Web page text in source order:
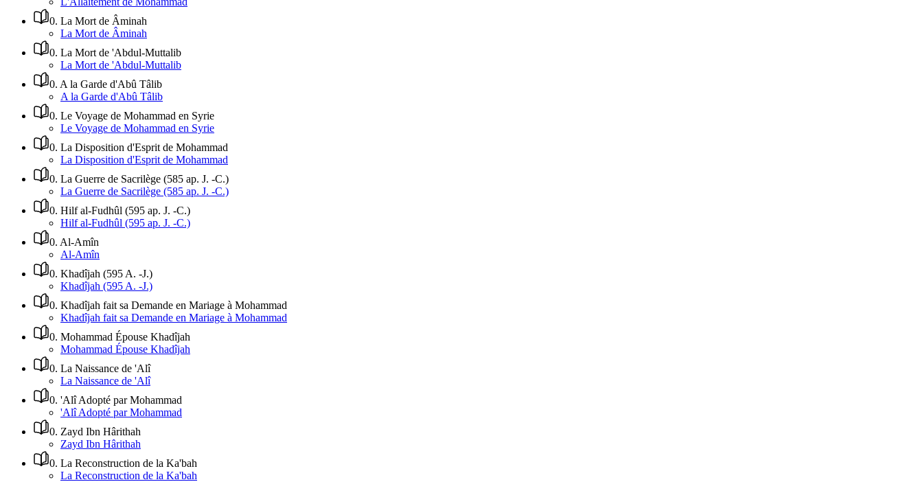
0. La Mort de Âminah
La Mort de Âminah
0. La Mort de 'Abdul-Muttalib
La Mort de 'Abdul-Muttalib
0. A la Garde d'Abû Tâlib
A la Garde d'Abû Tâlib
0. Le Voyage de Mohammad en Syrie
Le Voyage de Mohammad en Syrie
0. La Disposition d'Esprit de Mohammad
La Disposition d'Esprit de Mohammad
0. La Guerre de Sacrilège (585 ap. J. -C.)
La Guerre de Sacrilège (585 ap. J. -C.)
0. Hilf al-Fudhûl (595 ap. J. -C.)
Hilf al-Fudhûl (595 ap. J. -C.)
0. Al-Amîn
Al-Amîn
0. Khadîjah (595 A. -J.)
Khadîjah (595 A. -J.)
0. Khadîjah fait sa Demande en Mariage à Mohammad
Khadîjah fait sa Demande en Mariage à Mohammad
0. Mohammad Épouse Khadîjah
Mohammad Épouse Khadîjah
0. La Naissance de 'Alî
La Naissance de 'Alî
0. 'Alî Adopté par Mohammad
'Alî Adopté par Mohammad
0. Zayd Ibn Hârithah
Zayd Ibn Hârithah
0. La Reconstruction de la Ka'bah
La Reconstruction de la Ka'bah